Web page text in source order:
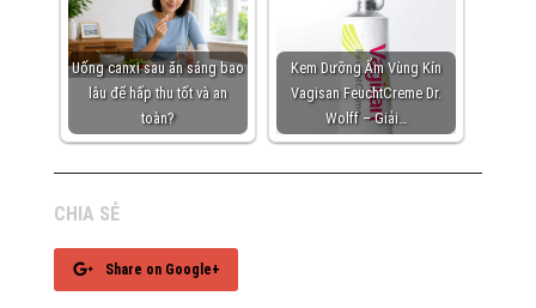
Uống canxi sau ăn sáng bao
lâu để hấp thu tốt và an
toàn?
Kem Dưỡng Ẩm Vùng Kín
Vagisan FeuchtCreme Dr.
Wolff – Giải…
CHIA SẺ
Share on Google+